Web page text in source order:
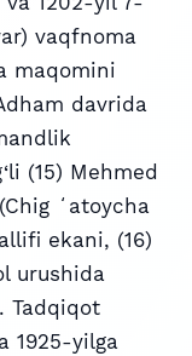
vaqfnoma
maqomini
davrida
(15) Mehmed
ʻatoycha
ekani, (16)
urushida
Tadqiqot
1925-yilga